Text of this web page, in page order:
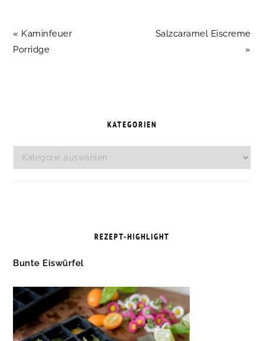
Vorheriger
Beitrag:
« Kaminfeuer
Porridge
Nächster
Salzcaramel Eiscreme
»
KATEGORIEN
Kategorien
REZEPT-HIGHLIGHT
Bunte Eiswürfel